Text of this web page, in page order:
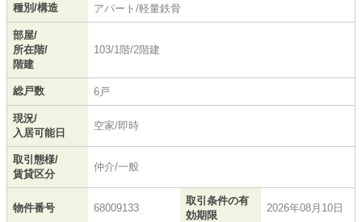
種別/構造 アパート/軽量鉄骨
部屋/
所在階/
階建
103/1階/2階建
総戸数 6戸
現況/
入居可能日
空家/即時
取引態様/
賃貸区分
仲介/一般
物件番号 68009133
取引条件の有
効期限
2026年08月10日